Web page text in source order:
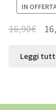
IN
16,90€
Leggi